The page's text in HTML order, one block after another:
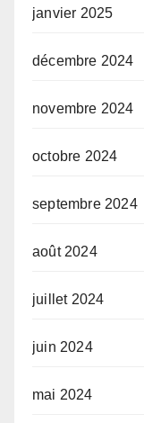
janvier 2025
décembre 2024
novembre 2024
octobre 2024
septembre 2024
août 2024
juillet 2024
juin 2024
mai 2024